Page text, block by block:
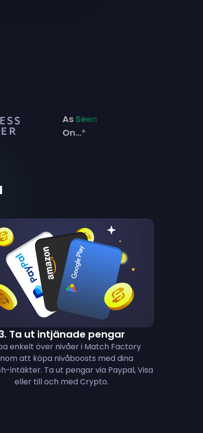
AsSeen
On...*
. Ta ut intjänade pengar
enkelt över nivåer i Match Factory
att köpa nivåboosts med dina
intäkter. Ta ut pengar via Paypal, Visa
eller till och med Crypto.